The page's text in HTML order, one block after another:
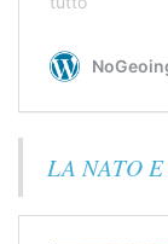
LA NATO